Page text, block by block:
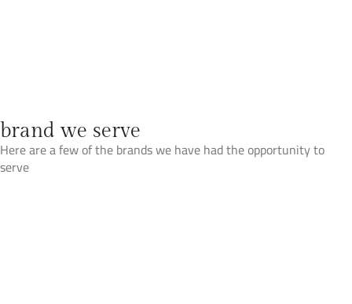
brand we serve
Here are a few of the brands we have had the opportunity to
serve